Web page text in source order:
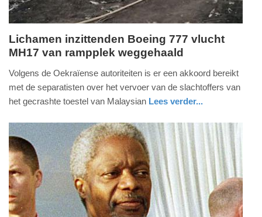
zondag,
14:22
Update:
09-
04-
2025
09:10
Lichamen inzittenden Boeing 777 vlucht
MH17 van rampplek weggehaald
Volgens de Oekraïense autoriteiten is er een akkoord bereikt
met de separatisten over het vervoer van de slachtoffers van
het gecrashte toestel van Malaysian Lees verder...